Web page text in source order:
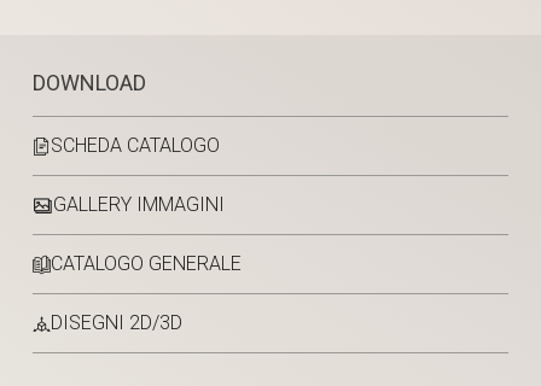
DOWNLOAD
SCHEDA CATALOGO
GALLERY IMMAGINI
CATALOGO GENERALE
DISEGNI 2D/3D